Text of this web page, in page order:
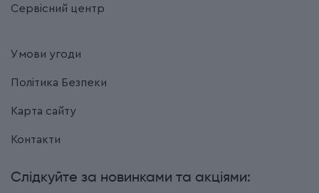
Сервісний центр
Умови угоди
Політика Безпеки
Карта сайту
Контакти
Слідкуйте за новинками та акціями: